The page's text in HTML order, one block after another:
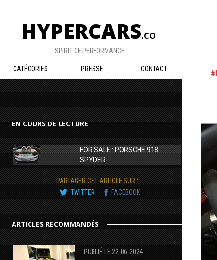
HYPERCARS.CO
SPIRIT OF PERFORMANCE
CATÉGORIES PRESSE CONTACT
EN COURS DE LECTURE
FOR SALE : PORSCHE 918
SPYDER
PARTAGER CET ARTICLE SUR :
TWITTER
FACEBOOK
ARTICLES RECOMMANDÉS
PUBLIÉ LE 22-06-2024